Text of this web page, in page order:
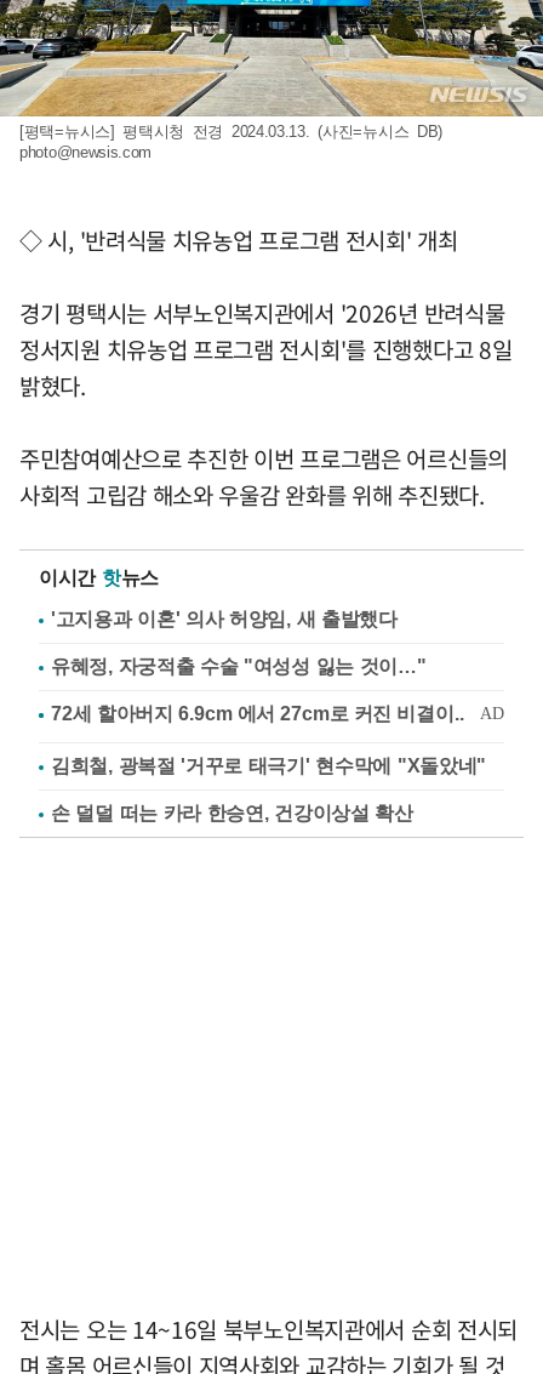
[평택=뉴시스] 평택시청 전경 2024.03.13. (사진=뉴시스 DB)
photo@newsis.com
◇ 시, '반려식물 치유농업 프로그램 전시회' 개최
경기 평택시는 서부노인복지관에서 '2026년 반려식물
정서지원 치유농업 프로그램 전시회'를 진행했다고 8일
밝혔다.
주민참여예산으로 추진한 이번 프로그램은 어르신들의
사회적 고립감 해소와 우울감 완화를 위해 추진됐다.
이시간 핫뉴스
'고지용과 이혼' 의사 허양임, 새 출발했다
유혜정, 자궁적출 수술 "여성성 잃는 것이…"
김희철, 광복절 '거꾸로 태극기' 현수막에 "X돌았네"
손 덜덜 떠는 카라 한승연, 건강이상설 확산
전시는 오는 14~16일 북부노인복지관에서 순회 전시되
며 홀몸 어르신들이 지역사회와 교감하는 기회가 될 것